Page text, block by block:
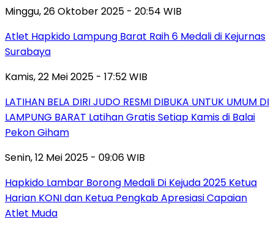
Minggu, 26 Oktober 2025 - 20:54 WIB
Atlet Hapkido Lampung Barat Raih 6 Medali di Kejurnas
Surabaya
Kamis, 22 Mei 2025 - 17:52 WIB
LATIHAN BELA DIRI JUDO RESMI DIBUKA UNTUK UMUM DI
LAMPUNG BARAT Latihan Gratis Setiap Kamis di Balai
Pekon Giham
Senin, 12 Mei 2025 - 09:06 WIB
Hapkido Lambar Borong Medali Di Kejuda 2025 Ketua
Harian KONI dan Ketua Pengkab Apresiasi Capaian
Atlet Muda